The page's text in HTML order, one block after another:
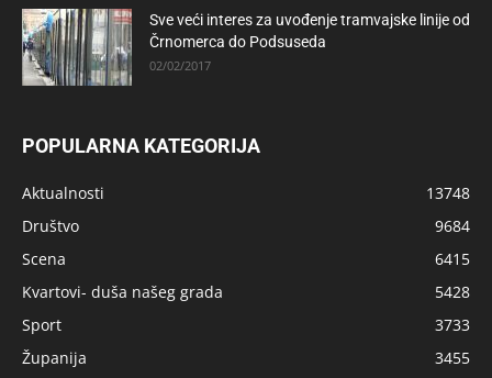
Sve veći interes za uvođenje tramvajske linije od
Črnomerca do Podsuseda
02/02/2017
POPULARNA KATEGORIJA
Aktualnosti
13748
Društvo
9684
Scena
6415
Kvartovi- duša našeg grada
5428
Sport
3733
Županija
3455